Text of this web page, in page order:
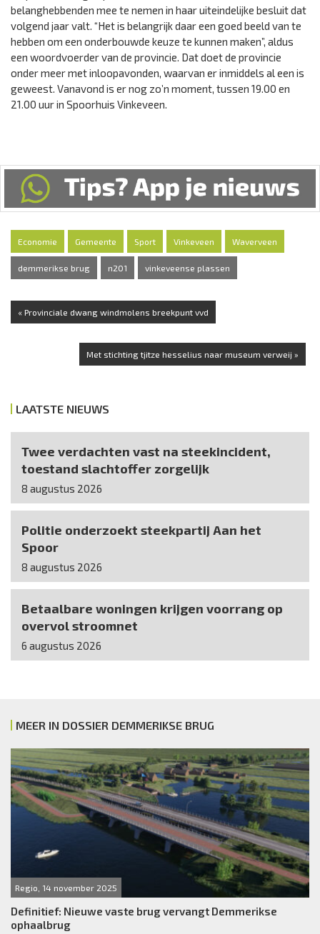
belanghebbenden mee te nemen in haar uiteindelijke besluit dat
volgend jaar valt. “Het is belangrijk daar een goed beeld van te
hebben om een onderbouwde keuze te kunnen maken”, aldus
een woordvoerder van de provincie. Dat doet de provincie
onder meer met inloopavonden, waarvan er inmiddels al een is
geweest. Vanavond is er nog zo’n moment, tussen 19.00 en
21.00 uur in Spoorhuis Vinkeveen.
Economie Gemeente Sport Vinkeveen Waverveen
demmerikse brug n201 vinkeveense plassen
« Provinciale dwang windmolens breekpunt vvd
Met stichting tjitze hesselius naar museum verweij »
LAATSTE NIEUWS
Twee verdachten vast na steekincident,
toestand slachtoffer zorgelijk
8 augustus 2026
Politie onderzoekt steekpartij Aan het
Spoor
8 augustus 2026
Betaalbare woningen krijgen voorrang op
overvol stroomnet
6 augustus 2026
MEER IN DOSSIER DEMMERIKSE BRUG
Regio, 14 november 2025
Definitief: Nieuwe vaste brug vervangt Demmerikse
ophaalbrug